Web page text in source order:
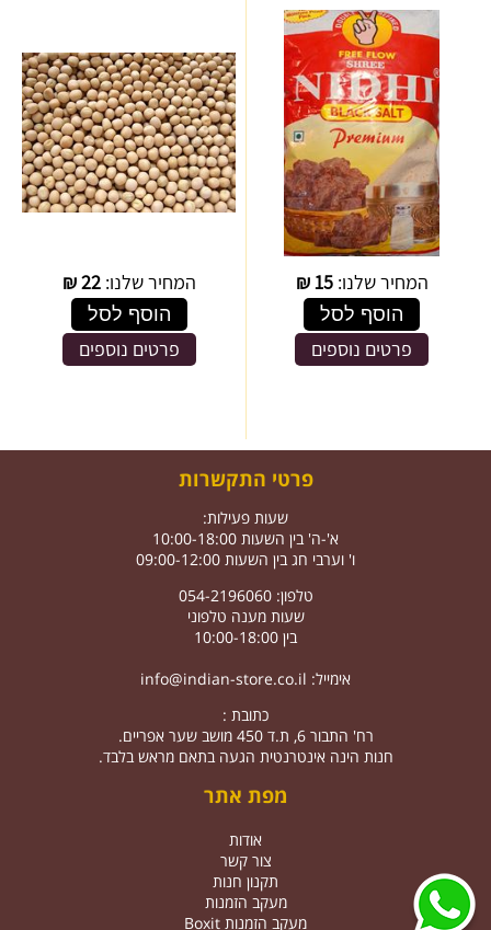
המחיר שלנו:15
₪
הוסף לסל
פרטים נוספים
המחיר שלנו:22
₪
הוסף לסל
פרטים נוספים
פרטי התקשרות
שעות פעילות:
א'-ה' בין השעות 10:00-18:00
ו' וערבי חג בין השעות 09:00-12:00
טלפון: 054-2196060
שעות מענה טלפוני
בין 10:00-18:00
אימייל: info@indian-store.co.il
כתובת :
רח' התבור 6, ת.ד 450 מושב שער אפריים.
חנות הינה אינטרנטית הגעה בתאם מראש בלבד.
מפת אתר
אודות
צור קשר
תקנון חנות
מעקב הזמנות
מעקב הזמנות Boxit